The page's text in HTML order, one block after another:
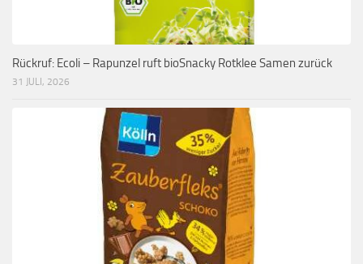
Rückruf: Ecoli – Rapunzel ruft bioSnacky Rotklee Samen zurück
31 JULI, 2026